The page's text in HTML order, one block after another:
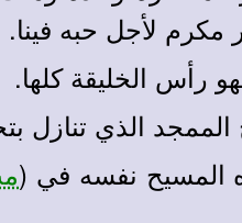
مكرم لأجل حبه فينا.
رأس الخليقة كلها.
الذي تنازل
المسيح نفسه في (